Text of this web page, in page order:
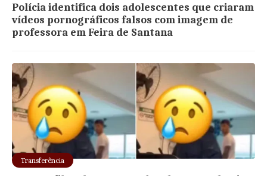
Polícia identifica dois adolescentes que criaram
vídeos pornográficos falsos com imagem de
professora em Feira de Santana
Transferência